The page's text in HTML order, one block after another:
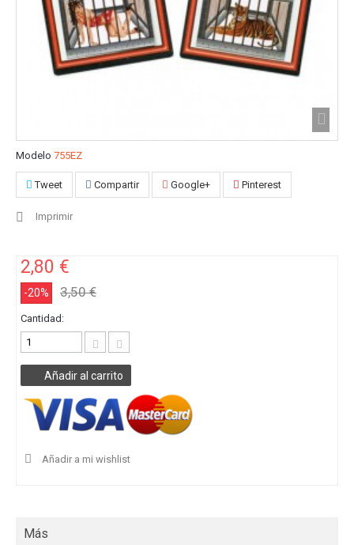
Modelo 755EZ
Tweet Compartir Google+ Pinterest
Imprimir
2,80 €
-20% 3,50 €
Cantidad:
Añadir al carrito
Añadir a mi wishlist
Más